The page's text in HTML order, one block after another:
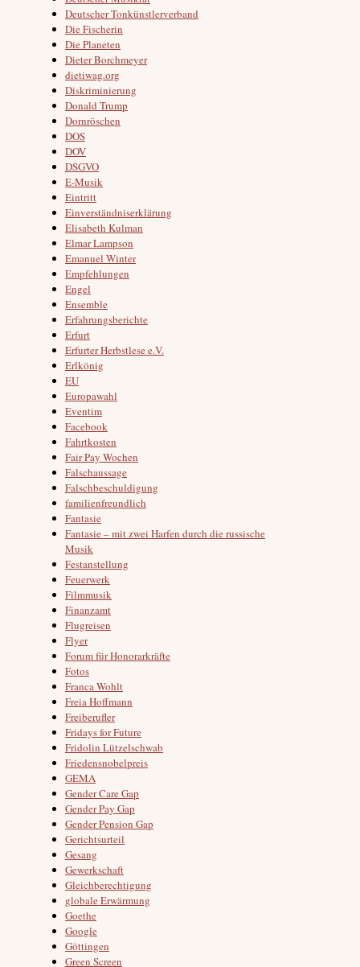
Deutscher Tonkünstlerverband
Die Fischerin
Die Planeten
Dieter Borchmeyer
dietiwag.org
Diskriminierung
Donald Trump
Dornröschen
DOS
DOV
DSGVO
E-Musik
Eintritt
Einverständniserklärung
Elisabeth Kulman
Elmar Lampson
Emanuel Winter
Empfehlungen
Engel
Ensemble
Erfahrungsberichte
Erfurt
Erfurter Herbstlese e.V.
Erlkönig
EU
Europawahl
Eventim
Facebook
Fahrtkosten
Fair Pay Wochen
Falschaussage
Falschbeschuldigung
familienfreundlich
Fantasie
Fantasie – mit zwei Harfen durch die russische
Musik
Festanstellung
Feuerwerk
Filmmusik
Finanzamt
Flugreisen
Flyer
Forum für Honorarkräfte
Fotos
Franca Wohlt
Freia Hoffmann
Freiberufler
Fridays for Future
Fridolin Lützelschwab
Friedensnobelpreis
GEMA
Gender Care Gap
Gender Pay Gap
Gender Pension Gap
Gerichtsurteil
Gesang
Gewerkschaft
Gleichberechtigung
globale Erwärmung
Goethe
Google
Göttingen
Green Screen